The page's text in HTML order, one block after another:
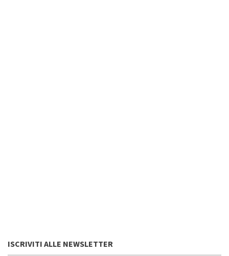
ISCRIVITI ALLE NEWSLETTER